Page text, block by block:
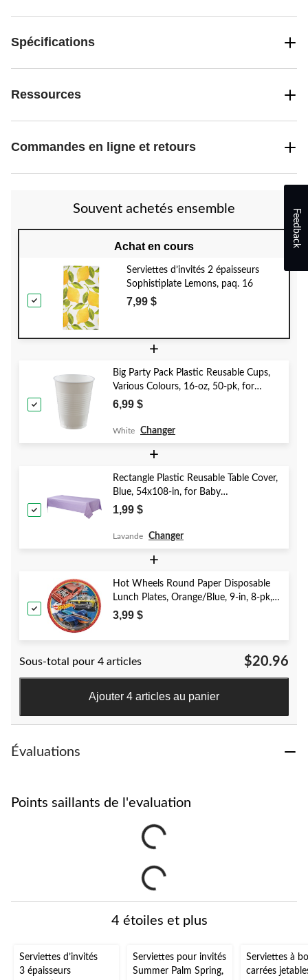
Spécifications
Ressources
Commandes en ligne et retours
Souvent achetés ensemble
Achat en cours
Serviettes d’invités 2 épaisseurs
Sophistiplate Lemons, paq. 16
7,99 $
+
Big Party Pack Plastic Reusable Cups,
Various Colours, 16-oz, 50-pk, for
Christmas/Thanksgiving/New Year's
6,99 $
White Changer
+
Rectangle Plastic Reusable Table Cover,
Blue, 54x108-in, for Baby
Shower/Hanukkah/Birthday Party
1,99 $
Lavande Changer
+
Hot Wheels Round Paper Disposable
Lunch Plates, Orange/Blue, 9-in, 8-pk,
for Birthday Party
3,99 $
Sous-total pour 4 articles $20.96
Ajouter 4 articles au panier
Évaluations
Points saillants de l'evaluation
4 étoiles et plus
Serviettes d’invités
3 épaisseurs
Serviettes pour invités
Summer Palm Spring,
Serviettes à
carrées
Feedback